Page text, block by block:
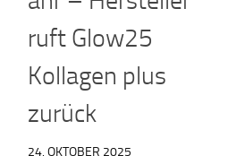
ruft Glow25
Kollagen plus
zurück
24. OKTOBER 2025